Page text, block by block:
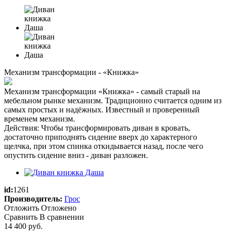
Механизм трансформации - «Книжка»
Механизм трансформации «Книжка» - самый старый на
мебельном рынке механизм. Традиционно считается одним из
самых простых и надёжных. Известный и проверенный
временем механизм.
Действия: Чтобы трансформировать диван в кровать,
достаточно приподнять сидение вверх до характерного
щелчка, при этом спинка откидывается назад, после чего
опустить сидение вниз - диван разложен.
id:1261
Производитель: Грос
Отложить Отложено
Сравнить В сравнении
14 400 руб.